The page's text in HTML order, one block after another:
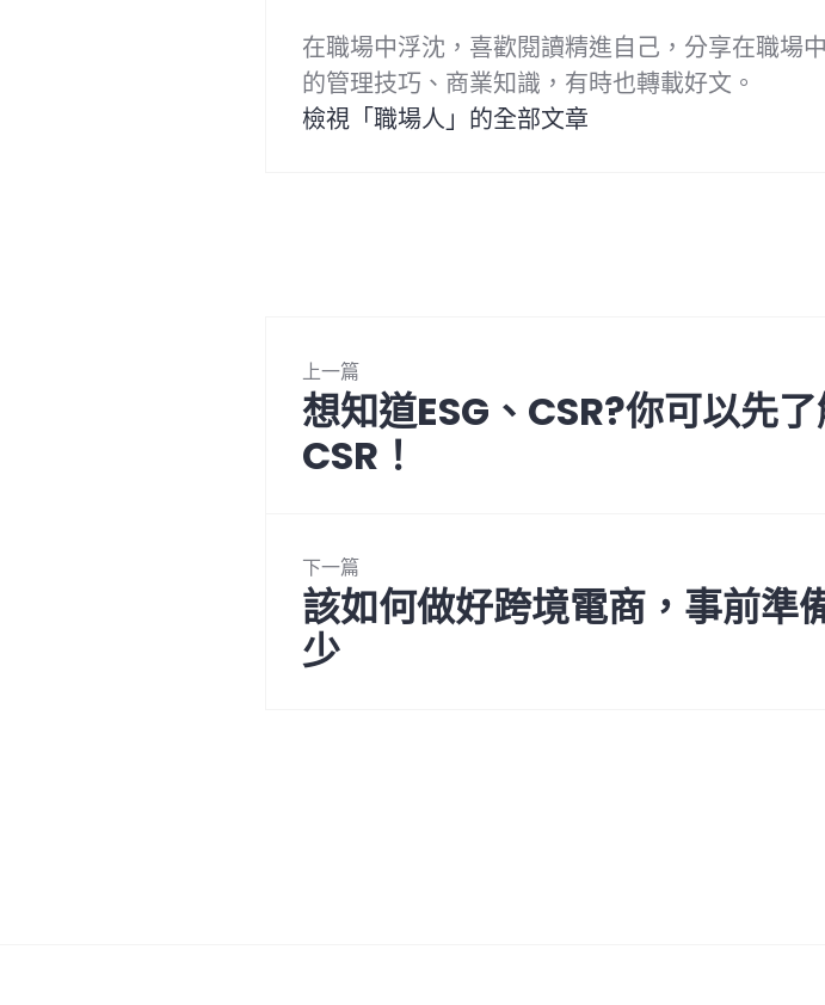
在職場中浮沈，喜歡閱讀精進自己，分享在職場
的管理技巧、商業知識，有時也轉載好文。
檢視「職場人」的全部文章
章
導
上一篇
下
一
篇
想知道ESG、CSR?你可以先
CSR！
下一篇
下
一
篇
該如何做好跨境電商，事前準
少